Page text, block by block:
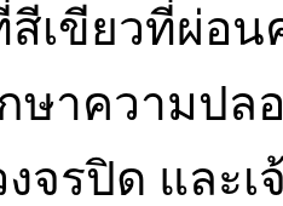
เขียวที่ผ่อ
ษาความปล
งจรปิด และ